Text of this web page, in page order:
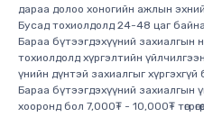
дараа долоо хоногийн ажлын эхний
Бусад тохиолдолд 24-48 цаг байна.
Бараа бүтээгдэхүүний захиалгын
тохиолдолд хүргэлтийн
үнийн дүнтэй захиалгыг хүргэхгүй
Бараа бүтээгдэхүүний захиалгын
хооронд бол 7,000₮ - 10,000₮